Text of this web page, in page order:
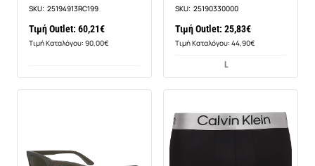
SKU: 25194913RC199
Τιμή Outlet: 60,21€
Τιμή Καταλόγου: 90,00€
SKU: 25190330000
Τιμή Outlet: 25,83€
Τιμή Καταλόγου: 44,90€
L